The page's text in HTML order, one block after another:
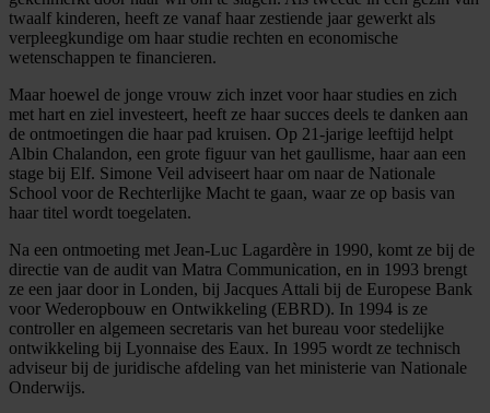
twaalf kinderen, heeft ze vanaf haar zestiende jaar gewerkt als
verpleegkundige om haar studie rechten en economische
wetenschappen te financieren.
Maar hoewel de jonge vrouw zich inzet voor haar studies en zich
met hart en ziel investeert, heeft ze haar succes deels te danken aan
de ontmoetingen die haar pad kruisen. Op 21-jarige leeftijd helpt
Albin Chalandon, een grote figuur van het gaullisme, haar aan een
stage bij Elf. Simone Veil adviseert haar om naar de Nationale
School voor de Rechterlijke Macht te gaan, waar ze op basis van
haar titel wordt toegelaten.
Na een ontmoeting met Jean-Luc Lagardère in 1990, komt ze bij de
directie van de audit van Matra Communication, en in 1993 brengt
ze een jaar door in Londen, bij Jacques Attali bij de Europese Bank
voor Wederopbouw en Ontwikkeling (EBRD). In 1994 is ze
controller en algemeen secretaris van het bureau voor stedelijke
ontwikkeling bij Lyonnaise des Eaux. In 1995 wordt ze technisch
adviseur bij de juridische afdeling van het ministerie van Nationale
Onderwijs.